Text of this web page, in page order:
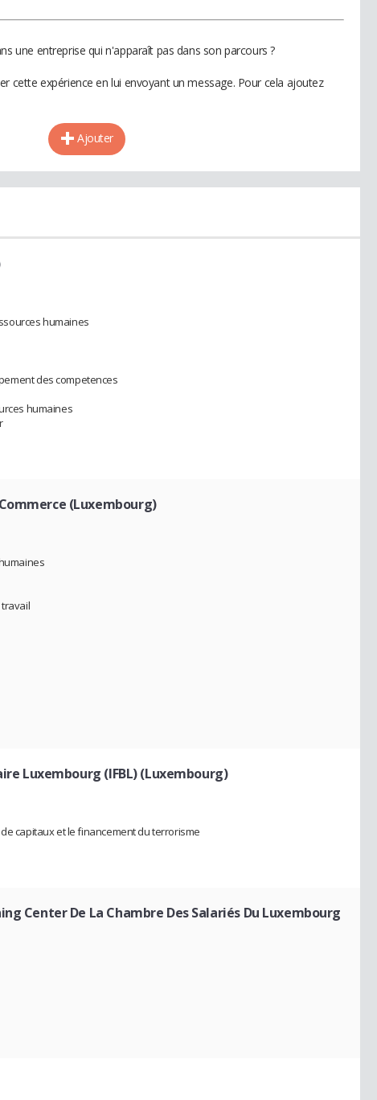
une entreprise qui n'apparaît pas dans son parcours ?
cette expérience en lui envoyant un message. Pour cela ajoutez
Ajouter
humaines
des competences
humaines
(Luxembourg)
Luxembourg (IFBL) (Luxembourg)
capitaux et le financement du terrorisme
Center De La Chambre Des Salariés Du Luxembourg